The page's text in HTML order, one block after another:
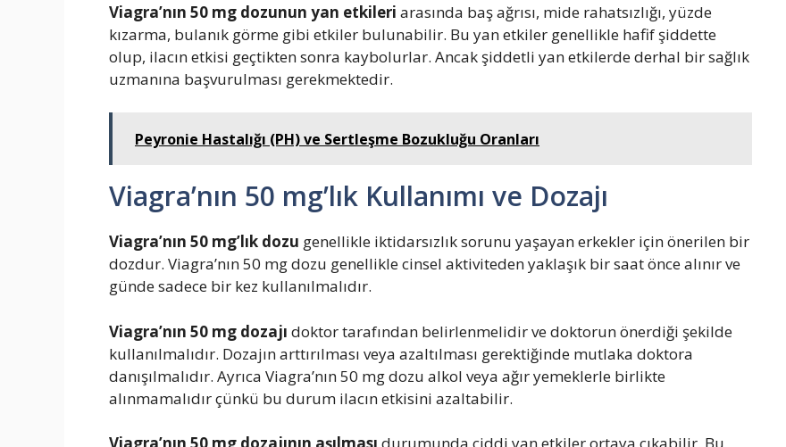
Viagra’nın 50 mg dozunun yan etkileri arasında baş ağrısı, mide rahatsızlığı, yüzde
kızarma, bulanık görme gibi etkiler bulunabilir. Bu yan etkiler genellikle hafif şiddette
olup, ilacın etkisi geçtikten sonra kaybolurlar. Ancak şiddetli yan etkilerde derhal bir sağlık
uzmanına başvurulması gerekmektedir.
Peyronie Hastalığı (PH) ve Sertleşme Bozukluğu Oranları
Viagra’nın 50 mg’lık Kullanımı ve Dozajı
Viagra’nın 50 mg’lık dozu genellikle iktidarsızlık sorunu yaşayan erkekler için önerilen bir
dozdur. Viagra’nın 50 mg dozu genellikle cinsel aktiviteden yaklaşık bir saat önce alınır ve
günde sadece bir kez kullanılmalıdır.
Viagra’nın 50 mg dozajı doktor tarafından belirlenmelidir ve doktorun önerdiği şekilde
kullanılmalıdır. Dozajın arttırılması veya azaltılması gerektiğinde mutlaka doktora
danışılmalıdır. Ayrıca Viagra’nın 50 mg dozu alkol veya ağır yemeklerle birlikte
alınmamalıdır çünkü bu durum ilacın etkisini azaltabilir.